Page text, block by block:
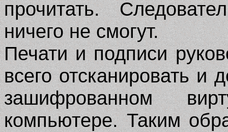
прочитать.
ничего не смогут.
Печати и подписи
всего отсканировать и
зашифрованном
компьютере. Таким